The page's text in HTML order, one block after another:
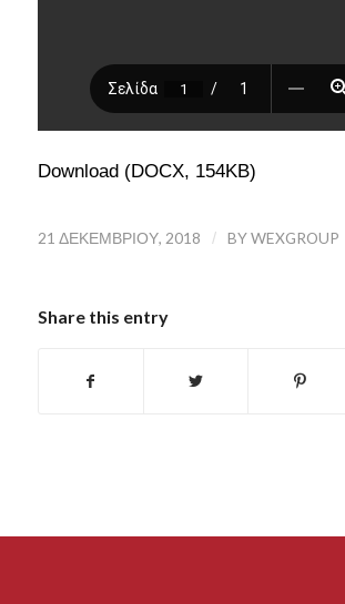
Download (DOCX, 154KB)
21 ΔΕΚΕΜΒΡΊΟΥ, 2018 / BYWEXGROUP
Share this entry